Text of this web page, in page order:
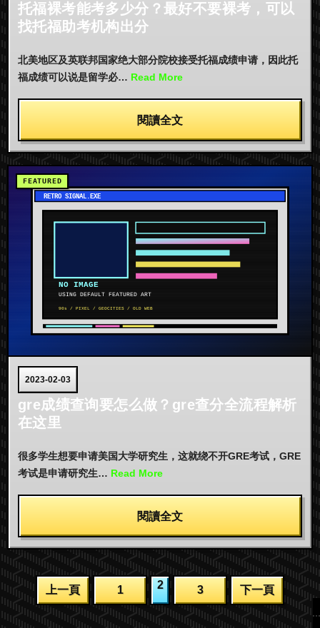
托福裸考能考多少分？最好不要裸考，可以
找托福助考机构出分
北美地区及英联邦国家绝大部分院校接受托福成绩申请，因此托
福成绩可以说是留学必… Read More
閱讀全文
2023-02-03
gre成绩查询要怎么做？gre查分全流程解析
在这里
很多学生想要申请美国大学研究生，这就绕不开GRE考试，GRE
考试是申请研究生… Read More
閱讀全文
上一頁 1 2 3 下一頁